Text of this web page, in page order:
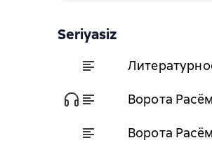
Seriyasiz
Ворота
Ворота